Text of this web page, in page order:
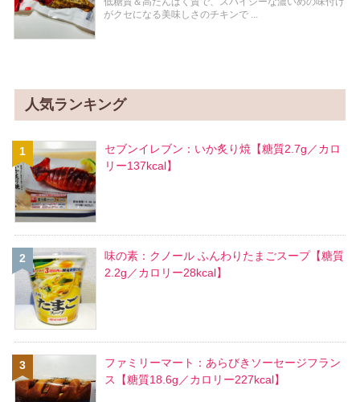
がクセになる美味しさのチキンで ...
人気ランキング
セブンイレブン：いか炙り焼【糖質2.7g／カロ
リー137kcal】
味の素：クノール ふんわりたまごスープ【糖質
2.2g／カロリー28kcal】
ファミリーマート：あらびきソーセージフラン
ス【糖質18.6g／カロリー227kcal】